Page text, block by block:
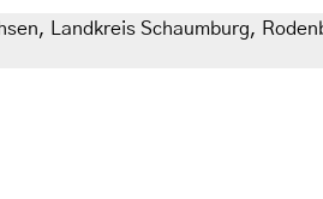
Landkreis Schaumburg,